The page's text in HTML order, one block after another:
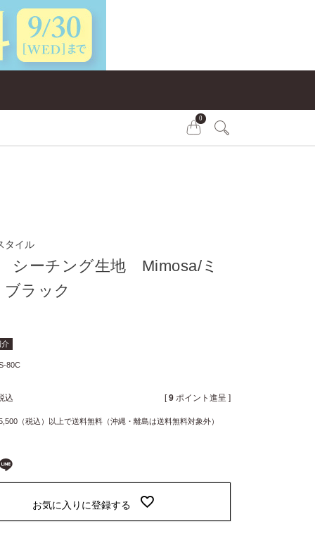
0
タイル
シーチング生地 Mimosa/ミ
ラック
介
80C
込 [ 9 ポイント進呈 ]
（税込）以上で送料無料（沖縄・離島は送料無料対象外）
お気に入りに登録する